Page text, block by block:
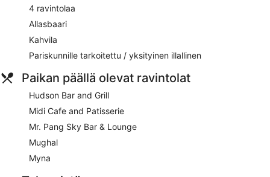
Ilmainen valet-pysäköinti
Jos kansainvälinen keittiö on sydäntäsi lähellä, ota
suunnaksesi Myna, joka on yksi majoituspaikan 4
Omatoiminen pysäköinti saatavilla maksusta
Voit käydä uimassa majoituspaikan ulkouima-altaassa
Spa by JW hemmottelee asiakkaitaan vartalokuorinnoilla,
aromaterapialla tai hieronnoilla
Majoituspaikan tarjoamiin palveluihin sisältyvät
hengenpelastaja paikan päällä,
kuivapesula-/pesulapalvelut ja concierge
Majoituspaikan alueella on tarjolla ympäri vuorokauden
4 ravintolaa
Allasbaari
Kahvila
Pariskunnille tarkoitettu / yksityinen illallinen
Paikan päällä olevat ravintolat
Hudson Bar and Grill
Midi Cafe and Patisserie
Mr. Pang Sky Bar & Lounge
Mughal
Myna